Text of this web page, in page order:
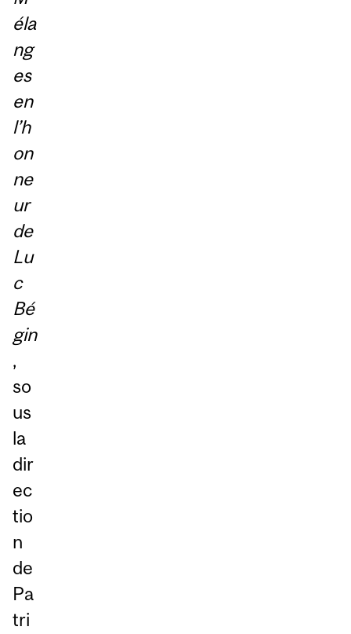
éla
ng
es
en
l’h
on
ne
ur
de
Lu
c
Bé
gin
,
so
us
la
dir
ec
tio
n
de
Pa
tri